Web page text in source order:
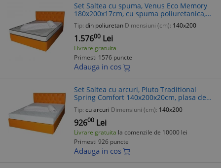
Set Saltea cu spuma, Venus Eco Memory
180x200x17cm, cu spuma poliuretanica,
memory foam 2 cm, fermitate mediu spre
tare, Saltsib plus husa hipoalergen
Tip: din poliuretan Dimensiuni (cm): 140x200
1.57600 Lei
Livrare gratuita
Primesti 1576 puncte
Adauga in cos
Set Saltea cu arcuri, Pluto Traditional
Spring Comfort 140x200x20cm, plasa de
arcuri tip Bonell, husa detasabila tricot,
hipoalergenica, fermitate med
Tip: cu arcuri Dimensiuni (cm): 140x200
92600 Lei
Livrare gratuita la comenzile de 10000 lei
Primesti 926 puncte
Adauga in cos